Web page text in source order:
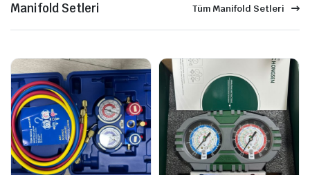
Manifold Setleri Tüm Manifold Setleri